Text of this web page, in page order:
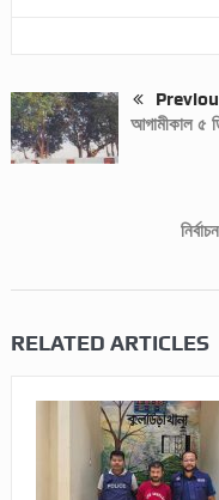
আগামীকাল ৫
RELATED ARTICLES